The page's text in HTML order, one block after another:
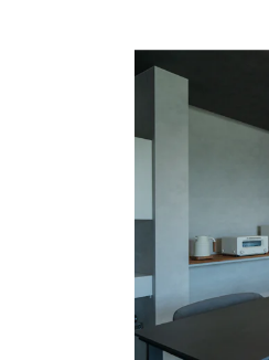
お悩み・相談事例
よくある質問
お役立ち情報